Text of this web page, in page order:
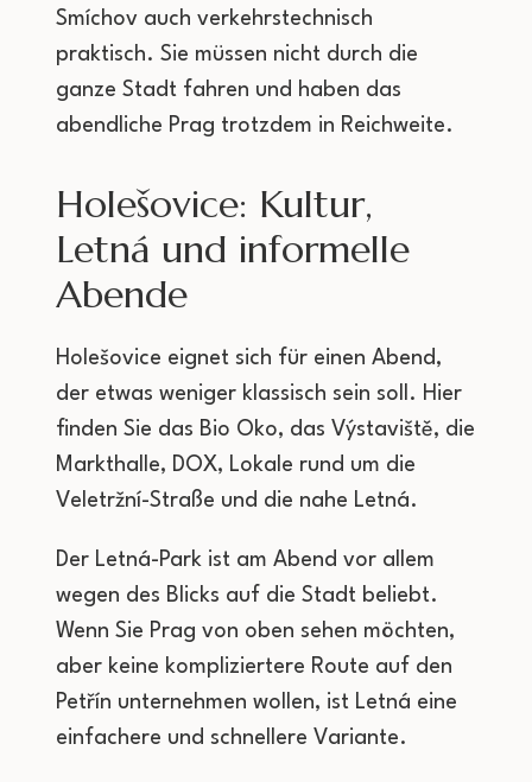
Smíchov auch verkehrstechnisch
praktisch. Sie müssen nicht durch die
ganze Stadt fahren und haben das
abendliche Prag trotzdem in Reichweite.
Holešovice: Kultur,
Letná und informelle
Abende
Holešovice eignet sich für einen Abend,
der etwas weniger klassisch sein soll. Hier
finden Sie das Bio Oko, das Výstaviště, die
Markthalle, DOX, Lokale rund um die
Veletržní-Straße und die nahe Letná.
Der Letná-Park ist am Abend vor allem
wegen des Blicks auf die Stadt beliebt.
Wenn Sie Prag von oben sehen möchten,
aber keine kompliziertere Route auf den
Petřín unternehmen wollen, ist Letná eine
einfachere und schnellere Variante.